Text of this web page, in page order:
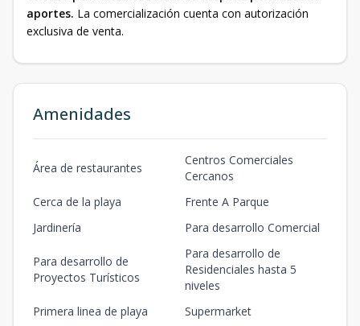
aportes. La comercialización cuenta con autorización
exclusiva de venta.
Amenidades
Área de restaurantes
Centros Comerciales
Cercanos
Cerca de la playa
Frente A Parque
Jardinería
Para desarrollo Comercial
Para desarrollo de
Proyectos Turísticos
Para desarrollo de
Residenciales hasta 5
niveles
Primera linea de playa
Supermarket